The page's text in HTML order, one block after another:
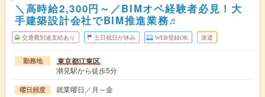
＼高時給2,300円～／BIMオペ経験者必見！大
手建築設計会社でBIM推進業務♬
交通費別途支給あり 土日祝日が休み WEB登録OK 派遣
勤務地 東京都江東区
潮見駅から徒歩5分
曜日頻度 就業曜日／月～金